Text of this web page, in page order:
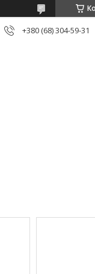
+380 (68) 304-59-31